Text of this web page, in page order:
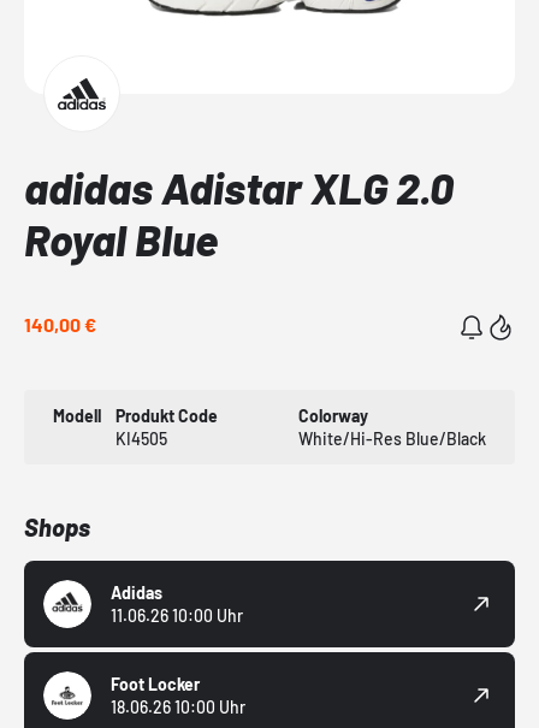
adidas Adistar XLG 2.0
Royal Blue
140,00 €
Modell
Produkt Code
KI4505
Colorway
White/Hi-Res Blue/Black
Shops
Adidas
11.06.26 10:00 Uhr
Foot Locker
18.06.26 10:00 Uhr